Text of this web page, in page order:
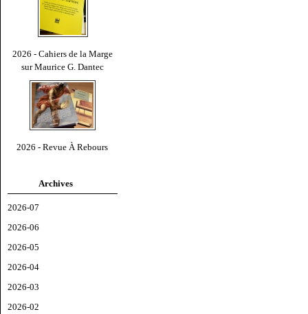
2026 - Cahiers de la Marge
sur Maurice G. Dantec
2026 - Revue À Rebours
Archives
2026-07
2026-06
2026-05
2026-04
2026-03
2026-02